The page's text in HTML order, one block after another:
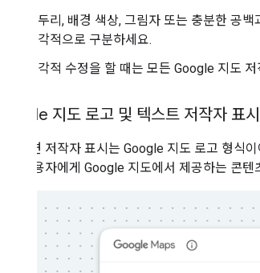
테두리, 배경 색상, 그림자 또는 충분한 공
시각적으로 구분하세요.
시각적 수정을 할 때는 모든 Google 지도
Google 지도 로고 및 텍스트 저작자 표시
가능하면 저작자 표시는 Google 지도 로고 형식
최종 사용자에게 Google 지도에서 제공하는 콘